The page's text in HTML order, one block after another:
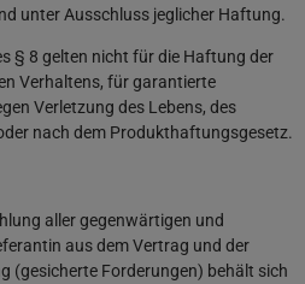
unter Ausschluss jeglicher Haftung.
§ 8 gelten nicht für die Haftung der
Verhaltens, für garantierte
Verletzung des Lebens, des
nach dem Produkthaftungsgesetz.
aller gegenwärtigen und
aus dem Vertrag und der
(gesicherte Forderungen) behält sich